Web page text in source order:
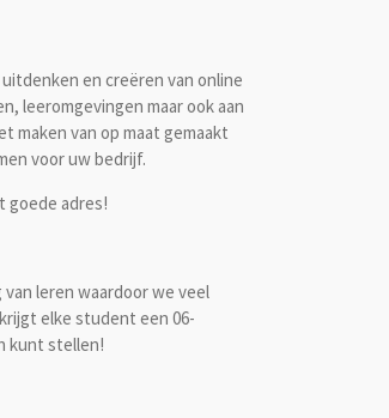
en creëren van online
leeromgevingen maar ook aan
maken van op maat gemaakt
voor uw bedrijf.
goede adres!
leren waardoor we veel
elke student een 06-
kunt stellen!